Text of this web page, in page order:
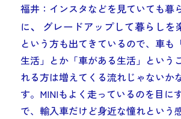
福井：インスタなどを見ていても暮
に、 グレードアップして暮らしを
という方も出てきているので、車も
生活」とか「車がある生活」という
れる方は増えてくる流れじゃないか
す。MINIもよく走っているのを目に
で、 輸入車だけど身近な憧れという